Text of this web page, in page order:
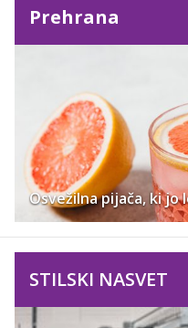
Prehrana
Osvežilna pijača, ki
STILSKI NASVET